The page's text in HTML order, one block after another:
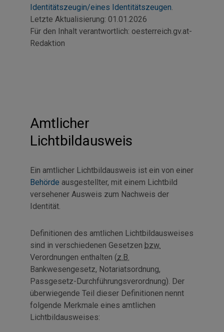
Identitätszeugin/eines Identitätszeugen.
Letzte Aktualisierung: 01.01.2026
Für den Inhalt verantwortlich: oesterreich.gv.at-
Redaktion
Amtlicher
Lichtbildausweis
Ein amtlicher Lichtbildausweis ist ein von einer
Behörde ausgestellter, mit einem Lichtbild
versehener Ausweis zum Nachweis der
Identität.
Definitionen des amtlichen Lichtbildausweises
sind in verschiedenen Gesetzen bzw.
Verordnungen enthalten (z.B.
Bankwesengesetz, Notariatsordnung,
Passgesetz-Durchführungsverordnung). Der
überwiegende Teil dieser Definitionen nennt
folgende Merkmale eines amtlichen
Lichtbildausweises: